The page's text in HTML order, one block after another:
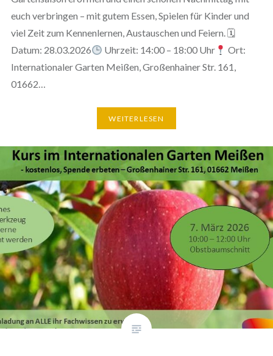
euch verbringen – mit gutem Essen, Spielen für Kinder und
viel Zeit zum Kennenlernen, Austauschen und Feiern. 🗓
Datum: 28.03.2026
Uhrzeit: 14:00 – 18:00 Uhr
Ort:
Internationaler Garten Meißen, Großenhainer Str. 161,
01662…
WEITERLESEN